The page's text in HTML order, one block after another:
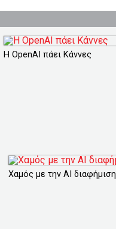
Η OpenAI πάει Κάννες
Χαμός με την ΑΙ διαφήμιση